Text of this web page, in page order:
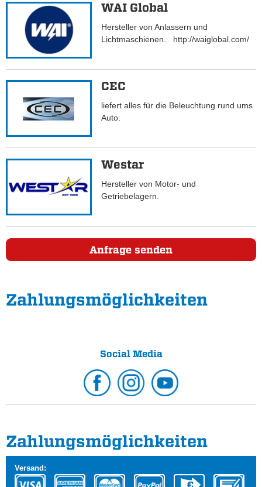
WAI Global
Hersteller von Anlassern und
Lichtmaschienen. http://waiglobal.com/
CEC
liefert alles für die Beleuchtung rund ums
Auto.
Westar
Hersteller von Motor- und
Getriebelagern.
Anfrage senden
Zahlungs­möglichkeiten
Social Media
Zahlungs­möglichkeiten
Versand: